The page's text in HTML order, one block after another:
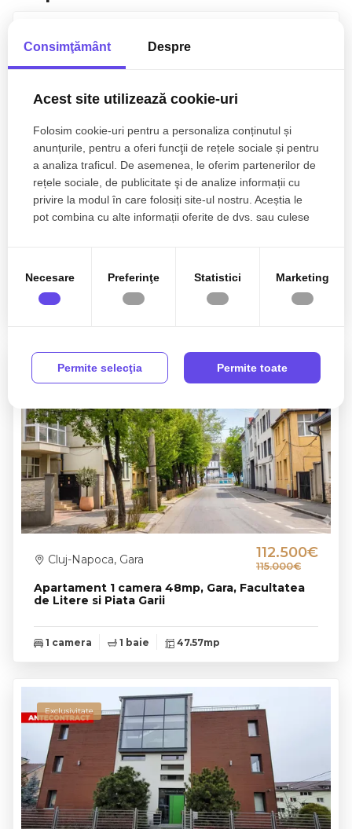
0% comision Exclusivitate
140.000€
2 camere 1 baie 46mp
0% comision Rep. exclusiva
Apartament 1 camera 48mp, Gara, Facultatea
de Litere si Piata Garii
Cluj-Napoca, Gara 112.500€
115.000€
1 camera 1 baie 47.57mp
Exclusivitate
Consimţământ Despre
Acest site utilizează cookie-uri
Folosim cookie-uri pentru a personaliza conținutul și
anunțurile, pentru a oferi funcţii de rețele sociale și pentru
a analiza traficul. De asemenea, le oferim partenerilor de
rețele sociale, de publicitate şi de analize informații cu
privire la modul în care folosiți site-ul nostru. Aceștia le
pot combina cu alte informații oferite de dvs. sau culese
Necesare Preferinţe Statistici Marketing
Permite selecţia Permite toate